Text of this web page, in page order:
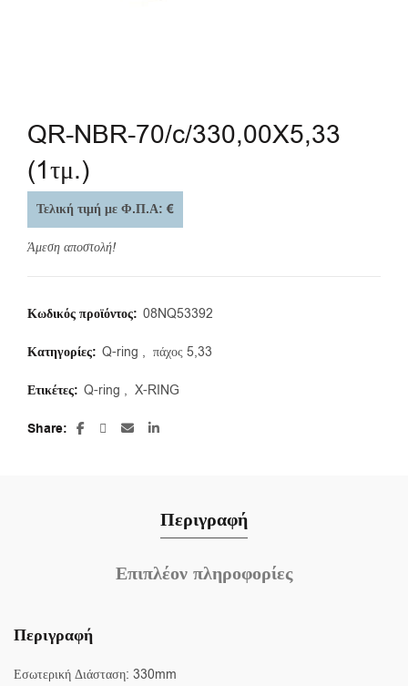
QR-NBR-70/c/330,00X5,33
(1τμ.)
Τελική τιμή με Φ.Π.Α: €
Άμεση αποστολή!
Κωδικός προϊόντος: 08NQ53392
Κατηγορίες: Q-ring , πάχος 5,33
Ετικέτες: Q-ring , X-RING
Share
Περιγραφή
Επιπλέον πληροφορίες
Περιγραφή
Εσωτερική Διάσταση: 330mm